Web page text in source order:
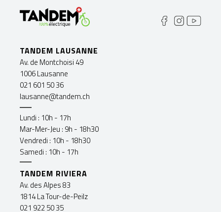
TANDEM LAUSANNE
Av. de Montchoisi 49
1006 Lausanne
021 601 50 36
lausanne@tandem.ch
Lundi : 10h - 17h
Mar-Mer-Jeu : 9h - 18h30
Vendredi : 10h - 18h30
Samedi : 10h - 17h
TANDEM RIVIERA
Av. des Alpes 83
1814 La Tour-de-Peilz
021 922 50 35